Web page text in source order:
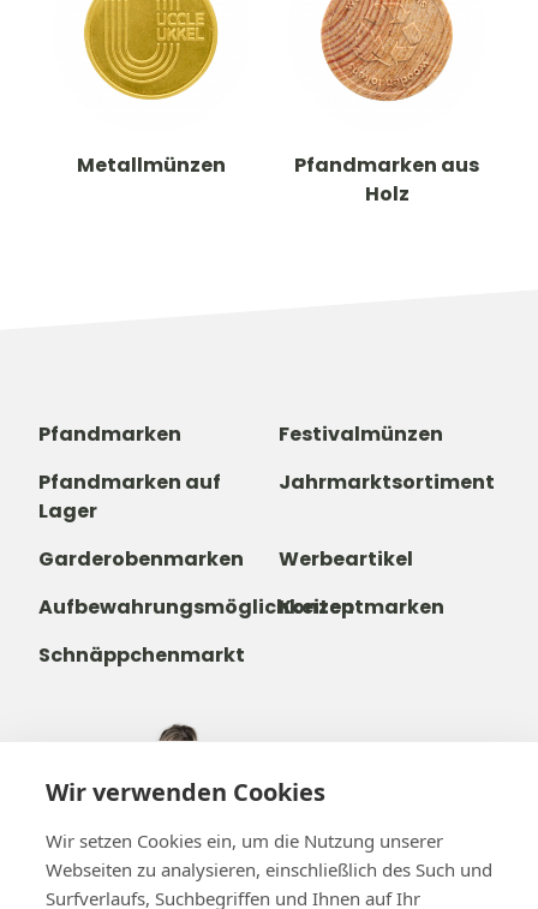
Wir verwenden Cookies
Wir setzen Cookies ein, um die Nutzung unserer
Webseiten zu analysieren, einschließlich des Such und
Surfverlaufs, Suchbegriffen und Ihnen auf Ihr
Metallmünzen
Pfandmarken aus
Holz
Pfandmarken
Festivalmünzen
Pfandmarken auf
Lager
Jahrmarktsortiment
Garderobenmarken
Werbeartikel
AufbewahrungsmöglichkeitenKonzeptmarken
Schnäppchenmarkt
+32488237146
info@b-token.eu